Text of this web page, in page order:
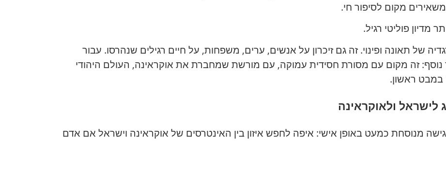
מקום לסיפור חי.
מדיון פוליטי רגיל.
של תאונה ופינוי. זה גם זיכרון על אנשים, ערים, משפחות, על חיים רגילים שנהרסו. עבור
נוסף: זה מקום עם מסורת חסידית עמוקה, עם מורשת שמחברת את אוקראינה, העולם היהודי
ראשון.
ולאוקראינה
מנוסחת כמעט באופן אישי: איפה לחפש איזון בין האינטרסים של אוקראינה וישראל אם אדם